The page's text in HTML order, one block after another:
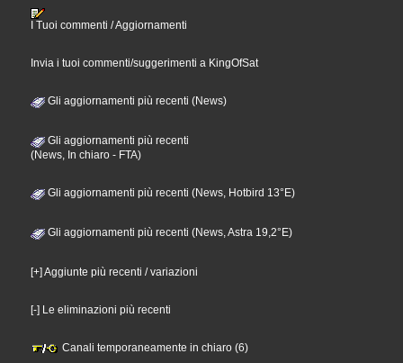
I Tuoi commenti / Aggiornamenti
Invia i tuoi commenti/suggerimenti a KingOfSat
Gli aggiornamenti più recenti (News)
Gli aggiornamenti più recenti
(News, In chiaro - FTA)
Gli aggiornamenti più recenti (News, Hotbird 13°E)
Gli aggiornamenti più recenti (News, Astra 19,2°E)
[+] Aggiunte più recenti / variazioni
[-] Le eliminazioni più recenti
Canali temporaneamente in chiaro (6)